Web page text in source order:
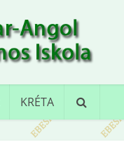
KRÉTA